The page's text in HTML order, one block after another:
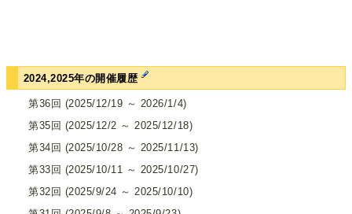
2024,2025年の開催履歴
第36回 (2025/12/19 ～ 2026/1/4)
第35回 (2025/12/2 ～ 2025/12/18)
第34回 (2025/10/28 ～ 2025/11/13)
第33回 (2025/10/11 ～ 2025/10/27)
第32回 (2025/9/24 ～ 2025/10/10)